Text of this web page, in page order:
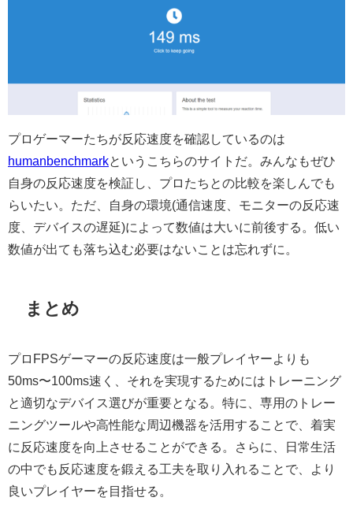
プロゲーマーたちが反応速度を確認しているのは
humanbenchmarkというこちらのサイトだ。みんなもぜひ
自身の反応速度を検証し、プロたちとの比較を楽しんでも
らいたい。ただ、自身の環境(通信速度、モニターの反応速
度、デバイスの遅延)によって数値は大いに前後する。低い
数値が出ても落ち込む必要はないことは忘れずに。
まとめ
プロFPSゲーマーの反応速度は一般プレイヤーよりも
50ms〜100ms速く、それを実現するためにはトレーニング
と適切なデバイス選びが重要となる。特に、専用のトレー
ニングツールや高性能な周辺機器を活用することで、着実
に反応速度を向上させることができる。さらに、日常生活
の中でも反応速度を鍛える工夫を取り入れることで、より
良いプレイヤーを目指せる。